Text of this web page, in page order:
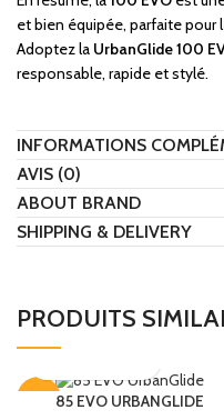
et bien équipée, parfaite
Adoptez la UrbanGlide 100
responsable, rapide et stylé.
INFORMATIONS
AVIS (0)
ABOUT BRAND
SHIPPING & DELIVERY
PRODUITS
85 EVO URBANGLIDE